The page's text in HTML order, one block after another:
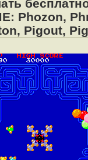
Phozon,
Pigout,